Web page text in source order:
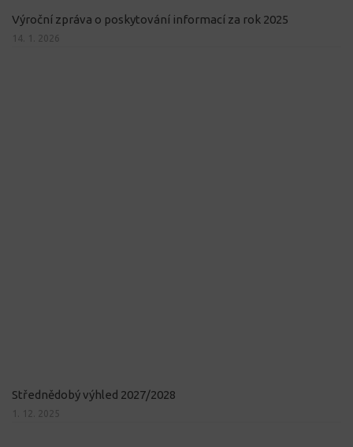
Výroční zpráva o poskytování informací za rok 2025
14. 1. 2026
Střednědobý výhled 2027/2028
1. 12. 2025